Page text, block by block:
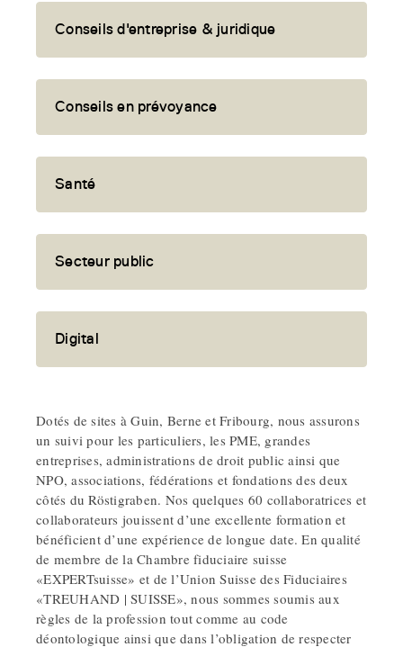
Conseils d'entreprise & juridique
Conseils en prévoyance
Santé
Secteur public
Digital
Dotés de sites à Guin, Berne et Fribourg, nous assurons
un suivi pour les particuliers, les PME, grandes
entreprises, administrations de droit public ainsi que
NPO, associations, fédérations et fondations des deux
côtés du Röstigraben. Nos quelques 60 collaboratrices et
collaborateurs jouissent d’une excellente formation et
bénéficient d’une expérience de longue date. En qualité
de membre de la Chambre fiduciaire suisse
«EXPERTsuisse» et de l’Union Suisse des Fiduciaires
«TREUHAND | SUISSE», nous sommes soumis aux
règles de la profession tout comme au code
déontologique ainsi que dans l’obligation de respecter